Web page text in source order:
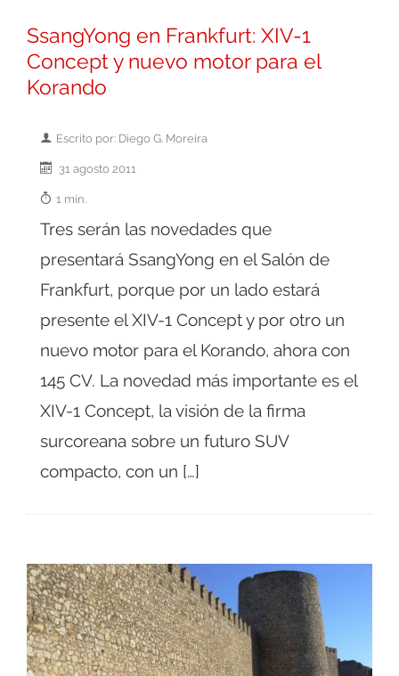
SsangYong en Frankfurt: XIV-1
Concept y nuevo motor para el
Korando
Escrito por: Diego G. Moreira
31 agosto 2011
1 min.
Tres serán las novedades que
presentará SsangYong en el Salón de
Frankfurt, porque por un lado estará
presente el XIV-1 Concept y por otro un
nuevo motor para el Korando, ahora con
145 CV. La novedad más importante es el
XIV-1 Concept, la visión de la firma
surcoreana sobre un futuro SUV
compacto, con un […]